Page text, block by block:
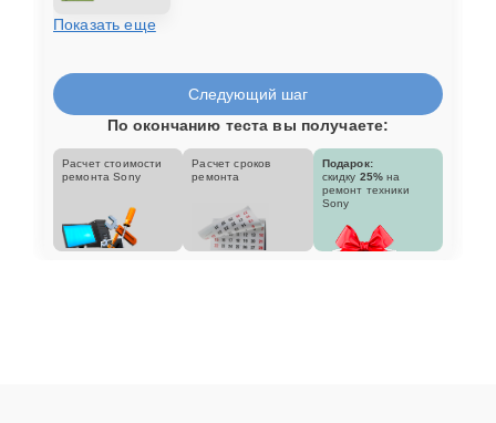
Показать еще
Следующий шаг
По окончанию теста вы получаете:
Расчет стоимости
ремонта Sony
Расчет сроков
ремонта
Подарок:
скидку 25% на
ремонт техники
Sony